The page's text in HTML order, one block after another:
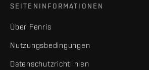
SEITENINFORMATIONEN
Über Fenris
Nutzungsbedingungen
Datenschutzrichtlinien